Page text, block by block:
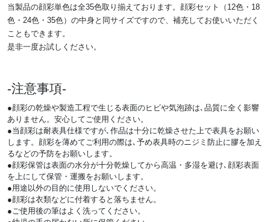
当製品の顔彩単色は全35色取り揃えております。顔彩セット（12色・18
色・24色・35色）の中身と同サイズですので、補充してお使いいただく
こともできます。
是非一度お試しください。
注意事項
●顔彩の乾燥や製造工程で生じる表面のヒビや気泡跡は､品質に全く影響
ありません。安心してご使用ください。
●当顔彩は耐表具仕様ですが､作品は十分に乾燥させた上で表具をお願い
します。顔彩を薄めてご利用の際は､予め表具時のニジミ防止に膠を加え
るなどの予防をお願いします。
●顔彩保管は表面の水分が十分乾燥してから高温・多湿を避け､顔彩表面
を上にして保管・運搬をお願いします。
●用途以外の目的に使用しないでください。
●顔彩は衣類などに付着すると落ちません。
●ご使用後の筆はよく洗ってください。